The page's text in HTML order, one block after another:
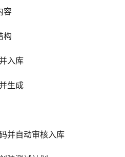
容
构
入库
生成
并自动审核入库